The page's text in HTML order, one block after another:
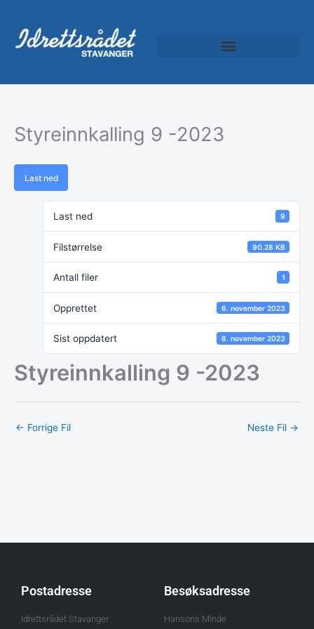
Styreinnkalling 9 -2023
Last ned
Last ned 9
Filstørrelse 90.28 KB
Antall filer 1
Opprettet 6. november 2023
Sist oppdatert 6. november 2023
Styreinnkalling 9 -2023
← Forrige Fil Neste Fil →
Postadresse
Idrettsrådet Stavanger
Besøksadresse
Hansons Minde